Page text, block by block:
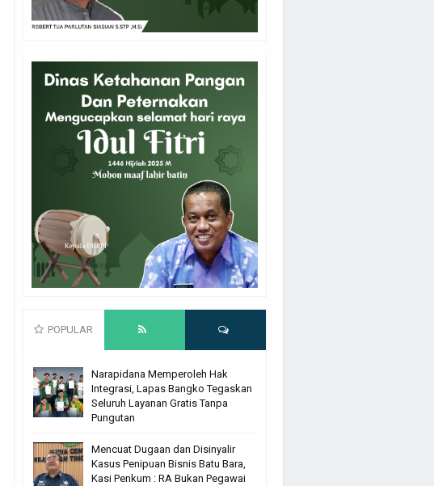
POPULAR
Narapidana Memperoleh Hak
Integrasi, Lapas Bangko Tegaskan
Seluruh Layanan Gratis Tanpa
Pungutan
Mencuat Dugaan dan Disinyalir
Kasus Penipuan Bisnis Batu Bara,
Kasi Penkum : RA Bukan Pegawai